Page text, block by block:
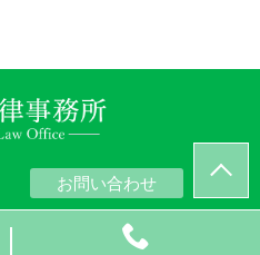
お問い合わせ